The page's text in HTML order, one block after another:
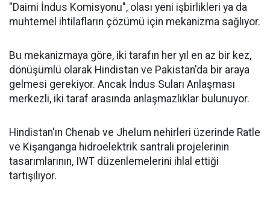
"Daimi İndus Komisyonu", olası yeni işbirlikleri ya da
muhtemel ihtilafların çözümü için mekanizma sağlıyor.
Bu mekanizmaya göre, iki tarafın her yıl en az bir kez,
dönüşümlü olarak Hindistan ve Pakistan'da bir araya
gelmesi gerekiyor. Ancak İndus Suları Anlaşması
merkezli, iki taraf arasında anlaşmazlıklar bulunuyor.
Hindistan'ın Chenab ve Jhelum nehirleri üzerinde Ratle
ve Kişanganga hidroelektrik santrali projelerinin
tasarımlarının, IWT düzenlemelerini ihlal ettiği
tartışılıyor.